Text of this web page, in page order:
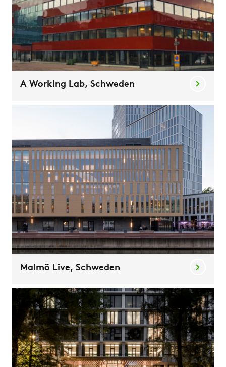
A Working Lab, Schweden
Malmö Live, Schweden